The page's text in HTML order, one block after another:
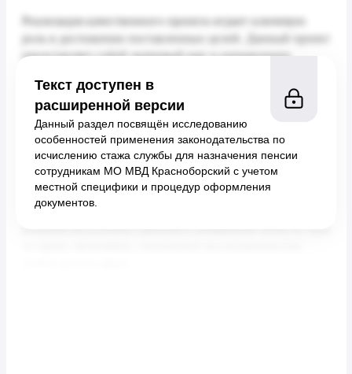
Текст доступен в
расширенной версии
Данный раздел посвящён исследованию
особенностей применения законодательства по
исчислению стажа службы для назначения пенсии
сотрудникам МО МВД Красноборский с учетом
местной специфики и процедур оформления
документов.